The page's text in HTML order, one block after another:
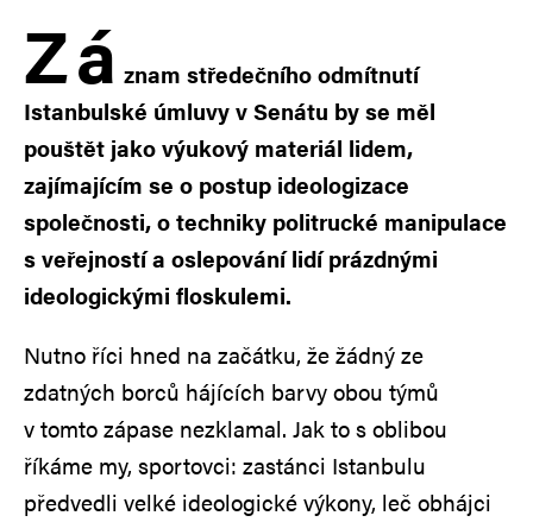
Zá znam středečního odmítnutí
Istanbulské úmluvy v Senátu by se měl
pouštět jako výukový materiál lidem,
zajímajícím se o postup ideologizace
společnosti, o techniky politrucké manipulace
s veřejností a oslepování lidí prázdnými
ideologickými floskulemi.
Nutno říci hned na začátku, že žádný ze
zdatných borců hájících barvy obou týmů
v tomto zápase nezklamal. Jak to s oblibou
říkáme my, sportovci: zastánci Istanbulu
předvedli velké ideologické výkony, leč obhájci